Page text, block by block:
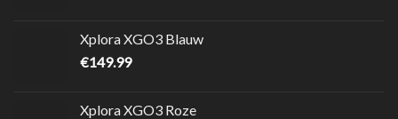
Xplora XGO3 Blauw
€149.99
Xplora XGO3 Roze